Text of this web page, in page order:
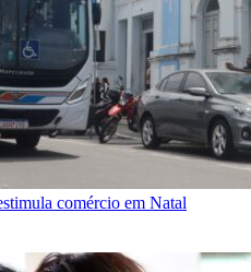
comércio em Natal